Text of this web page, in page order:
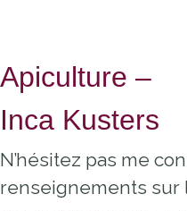
Apiculture –
Inca Kusters
N’hésitez pas me
renseignements sur